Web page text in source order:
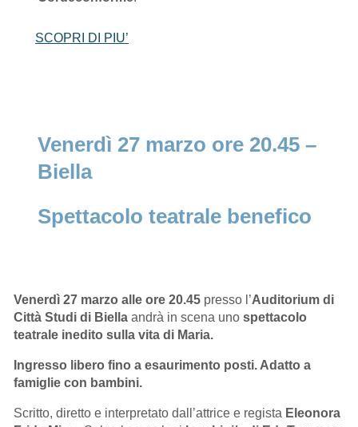
SCOPRI DI PIU’
Venerdì 27 marzo ore 20.45 –
Biella
Spettacolo teatrale benefico
Venerdì 27 marzo alle ore 20.45 presso l’Auditorium di
Città Studi di Biella andrà in scena uno spettacolo
teatrale inedito sulla vita di Maria.
Ingresso libero fino a esaurimento posti. Adatto a
famiglie con bambini.
Scritto, diretto e interpretato dall’attrice e regista Eleonora